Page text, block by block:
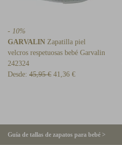
- 10%
GARVALIN Zapatilla piel
velcros respetuosas bebé Garvalin
242324
Desde: 45,95 € 41,36 €
Guía de tallas de zapatos para bebé >